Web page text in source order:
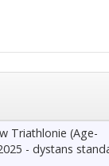
Triathlonie (Age-
- dystans